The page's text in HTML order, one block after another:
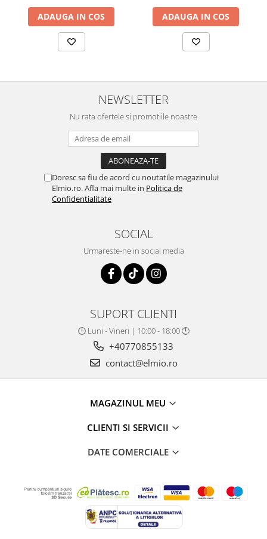
ADAUGA IN COS ADAUGA IN COS
NEWSLETTER
Nu rata ofertele si promotiile noastre
Doresc sa fiu de acord cu noutatile magazinului
Elmio.ro. Afla mai multe in Politica de
Confidentialitate
SOCIAL
Urmareste-ne in social media
SUPORT CLIENTI
🕒 Luni - Vineri | 10:00 - 18:00 🕒
+40770855133
contact@elmio.ro
MAGAZINUL MEU
CLIENTI SI SERVICII
DATE COMERCIALE